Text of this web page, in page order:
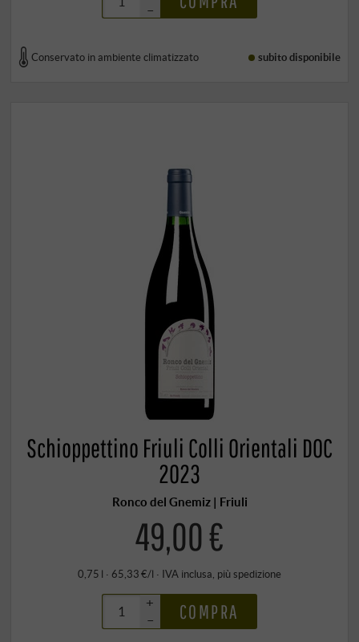
–
Conservato in ambiente climatizzato subito disponibile
Schioppettino Friuli Colli Orientali DOC
2023
Ronco del Gnemiz | Friuli
49,00 €
0,75 l · 65,33 €/l · IVA inclusa , più spedizione
+
–
COMPRA